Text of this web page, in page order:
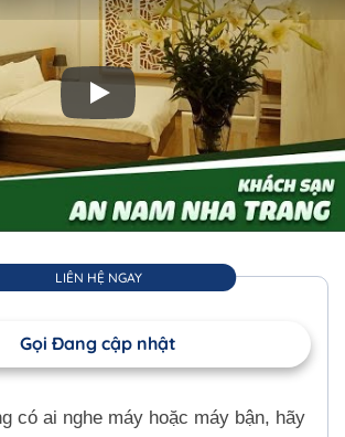
Play: Khách Sạn An Nam Nha
LIÊN HỆ NGAY
Gọi Đang cập nhật
có ai nghe máy hoặc máy bận, hãy